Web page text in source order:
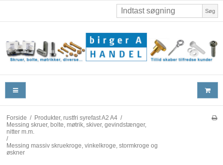
Søg
Forside / Produkter, rustfri syrefast A2 A4 /
Messing skruer, bolte, møtrik, skiver, gevindstænger,
nitter m.m.
/
Messing massiv skruekroge, vinkelkroge, stormkroge og
øskner